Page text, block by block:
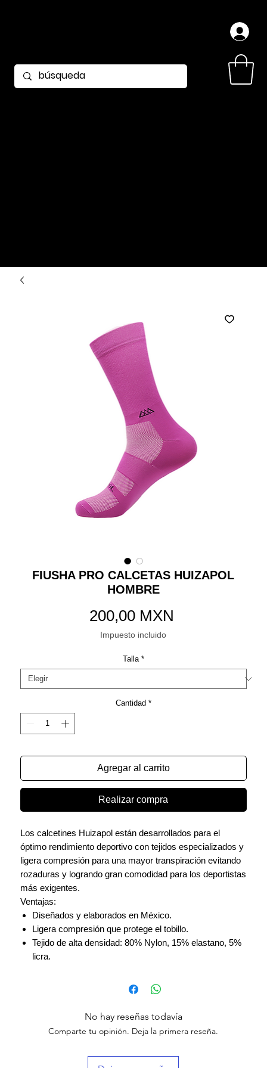
FIUSHA PRO CALCETAS HUIZAPOL
HOMBRE
200,00 MXN
Impuesto incluido
Talla *
Cantidad *
Agregar al carrito
Realizar compra
Los calcetines Huizapol están desarrollados para el
óptimo rendimiento deportivo con tejidos especializados y
ligera compresión para una mayor transpiración evitando
rozaduras y logrando gran comodidad para los deportistas
más exigentes.
Ventajas:
Diseñados y elaborados en México.
Ligera compresión que protege el tobillo.
Tejido de alta densidad: 80% Nylon, 15% elastano, 5%
licra.
No hay reseñas todavía
Comparte tu opinión. Deja la primera reseña.